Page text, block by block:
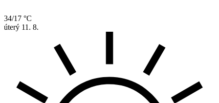
34/17 °C
úterý 11. 8.